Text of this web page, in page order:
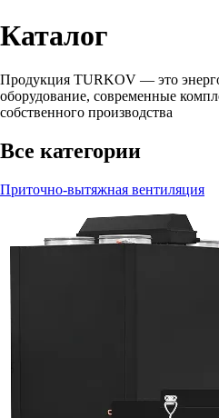
Каталог
Продукция TURKOV — это
оборудование, современные
собственного производства
Все категории
Приточно-вытяжная вентиляция